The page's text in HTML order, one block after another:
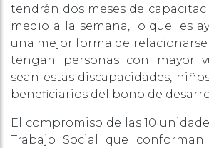
tendrán dos meses de
medio a la semana, lo que les
una mejor forma de
tengan personas con mayor
sean estas discapacidades,
beneficiarios del bono de
El compromiso de las 10
Trabajo Social que conforman